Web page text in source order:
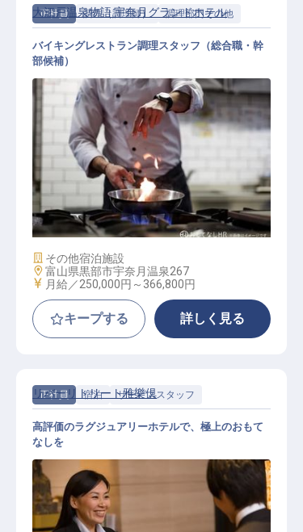
正社員 調理（調理師） 調理部門その他
和洋中50種類以上のバイキングレス
トランで、調理スキルを活かす！
大江戸温泉物語 宇奈月グランドホテル
バイキングレストラン調理スタッフ（総合職・幹
部候補）
施設業態
その他宿泊施設
勤務地
富山県黒部市宇奈月温泉267
給与
月給／250,000円～ 366,800円
キープする 詳しく見る
正社員 宿泊 サービススタッフ
リバーリトリート雅樂倶
高評価のラグジュアリーホテルで、極上のおもて
なしを